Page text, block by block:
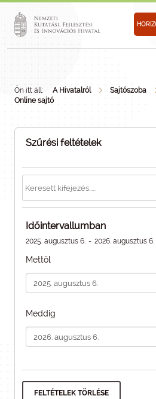
Ön itt áll: A Hivatalról Sajtószoba
Online sajtó
Szűrési feltételek
Időintervallumban
2025. augusztus 6. - 2026. augusztus 6.
Mettől
Meddig
FELTÉTELEK TÖRLÉSE